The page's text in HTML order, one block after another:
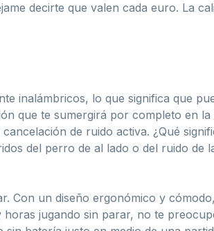
decirte que valen cada euro. La
inalámbricos, lo que significa que
que te sumergirá por completo en
de ruido activa. ¿Qué
del perro de al lado o del ruido de
Con un diseño ergonómico y
jugando sin parar, no te